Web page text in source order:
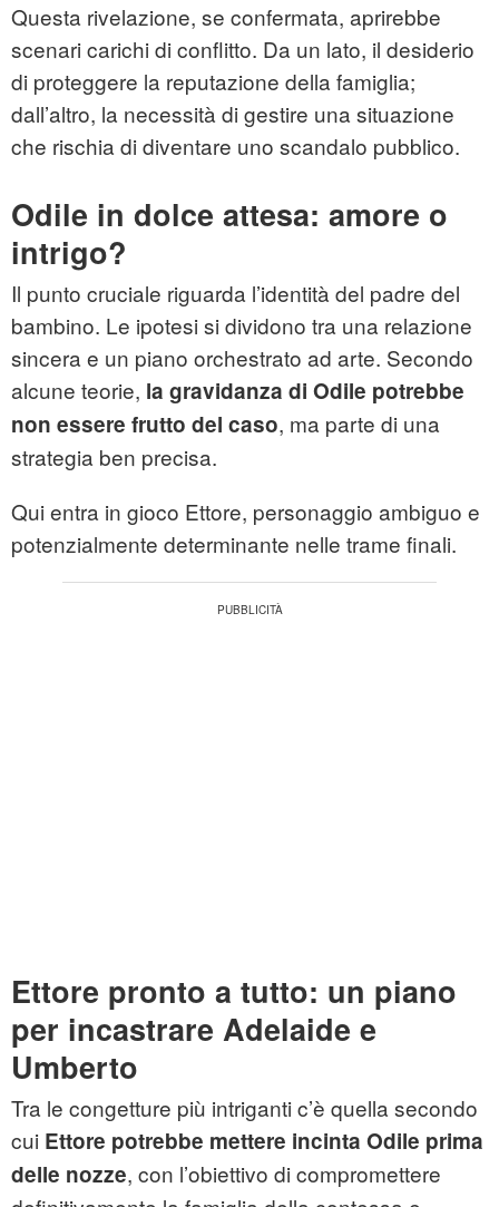
Questa rivelazione, se confermata, aprirebbe
scenari carichi di conflitto. Da un lato, il desiderio
di proteggere la reputazione della famiglia;
dall’altro, la necessità di gestire una situazione
che rischia di diventare uno scandalo pubblico.
Odile in dolce attesa: amore o
intrigo?
Il punto cruciale riguarda l’identità del padre del
bambino. Le ipotesi si dividono tra una relazione
sincera e un piano orchestrato ad arte. Secondo
alcune teorie, la gravidanza di Odile potrebbe
non essere frutto del caso, ma parte di una
strategia ben precisa.
Qui entra in gioco Ettore, personaggio ambiguo e
potenzialmente determinante nelle trame finali.
Ettore pronto a tutto: un piano
per incastrare Adelaide e
Umberto
Tra le congetture più intriganti c’è quella secondo
cui Ettore potrebbe mettere incinta Odile prima
delle nozze, con l’obiettivo di compromettere